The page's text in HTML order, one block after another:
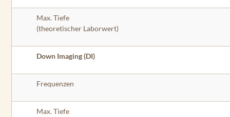
Max. Tiefe
(theoretischer Laborwert)
Down Imaging (DI)
Frequenzen
Max. Tiefe